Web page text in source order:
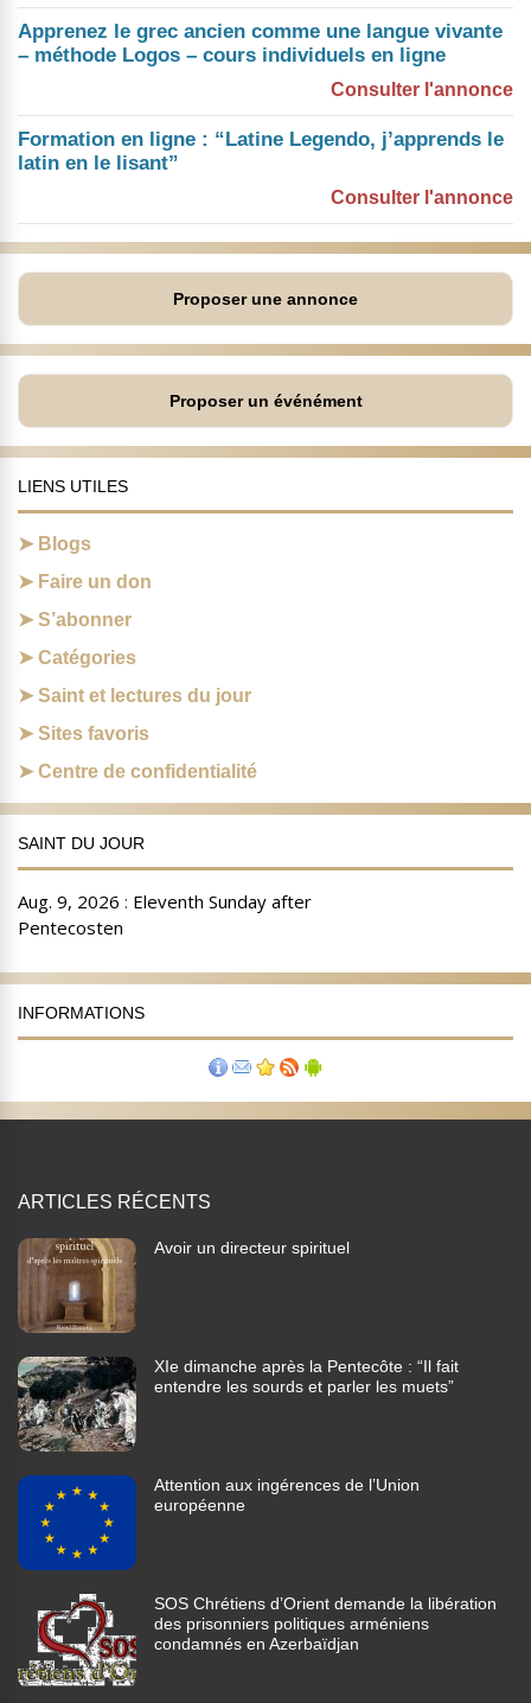
Apprenez le grec ancien comme une langue vivante
– méthode Logos – cours individuels en ligne
Consulter l'annonce
Formation en ligne : “Latine Legendo, j’apprends le
latin en le lisant”
Consulter l'annonce
Proposer une annonce
Proposer un événément
LIENS UTILES
Blogs
Faire un don
S’abonner
Catégories
Saint et lectures du jour
Sites favoris
Centre de confidentialité
SAINT DU JOUR
INFORMATIONS
ARTICLES RÉCENTS
Avoir un directeur spirituel
XIe dimanche après la Pentecôte : “Il fait
entendre les sourds et parler les muets”
Attention aux ingérences de l’Union
européenne
SOS Chrétiens d’Orient demande la libération
des prisonniers politiques arméniens
condamnés en Azerbaïdjan